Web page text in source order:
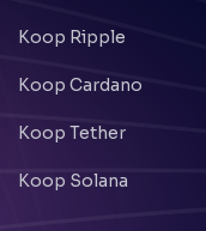
Koop Ripple
Koop Cardano
Koop Tether
Koop Solana